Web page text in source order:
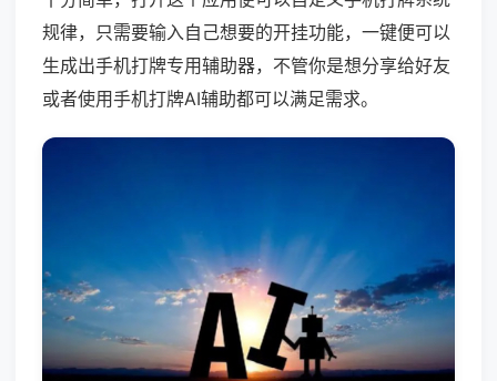
规律，只需要输入自己想要的开挂功能，一键便可以
生成出手机打牌专用辅助器，不管你是想分享给好友
或者使用手机打牌AI辅助都可以满足需求。